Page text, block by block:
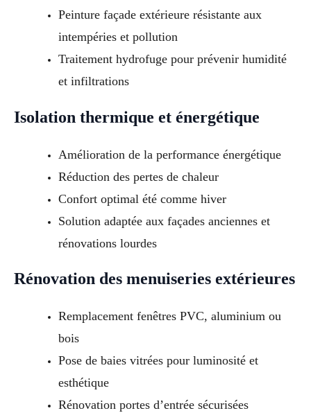
Peinture façade extérieure résistante aux
intempéries et pollution
Traitement hydrofuge pour prévenir humidité
et infiltrations
Isolation thermique et énergétique
Amélioration de la performance énergétique
Réduction des pertes de chaleur
Confort optimal été comme hiver
Solution adaptée aux façades anciennes et
rénovations lourdes
Rénovation des menuiseries extérieures
Remplacement fenêtres PVC, aluminium ou
bois
Pose de baies vitrées pour luminosité et
esthétique
Rénovation portes d’entrée sécurisées